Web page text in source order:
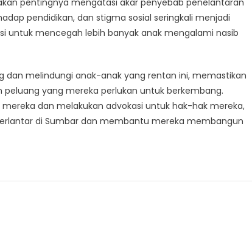
pentingnya mengatasi akar penyebab penelantaran
pendidikan, dan stigma sosial seringkali menjadi
untuk mencegah lebih banyak anak mengalami nasib
dan melindungi anak-anak yang rentan ini, memastikan
yang mereka perlukan untuk berkembang.
dan melakukan advokasi untuk hak-hak mereka,
di Sumbar dan membantu mereka membangun